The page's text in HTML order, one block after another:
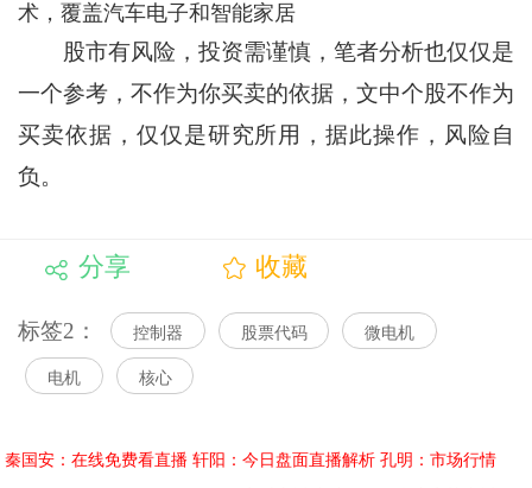
术，覆盖汽车电子和智能家居
股市有风险，投资需谨慎，笔者分析也仅仅是
一个参考，不作为你买卖的依据，文中个股不作为
买卖依据，仅仅是研究所用，据此操作，风险自
负。
分享 收藏
标签2： 控制器 股票代码 微电机
电机 核心
秦国安：在线免费看直播 轩阳：今日盘面直播解析 孔明：市场行情